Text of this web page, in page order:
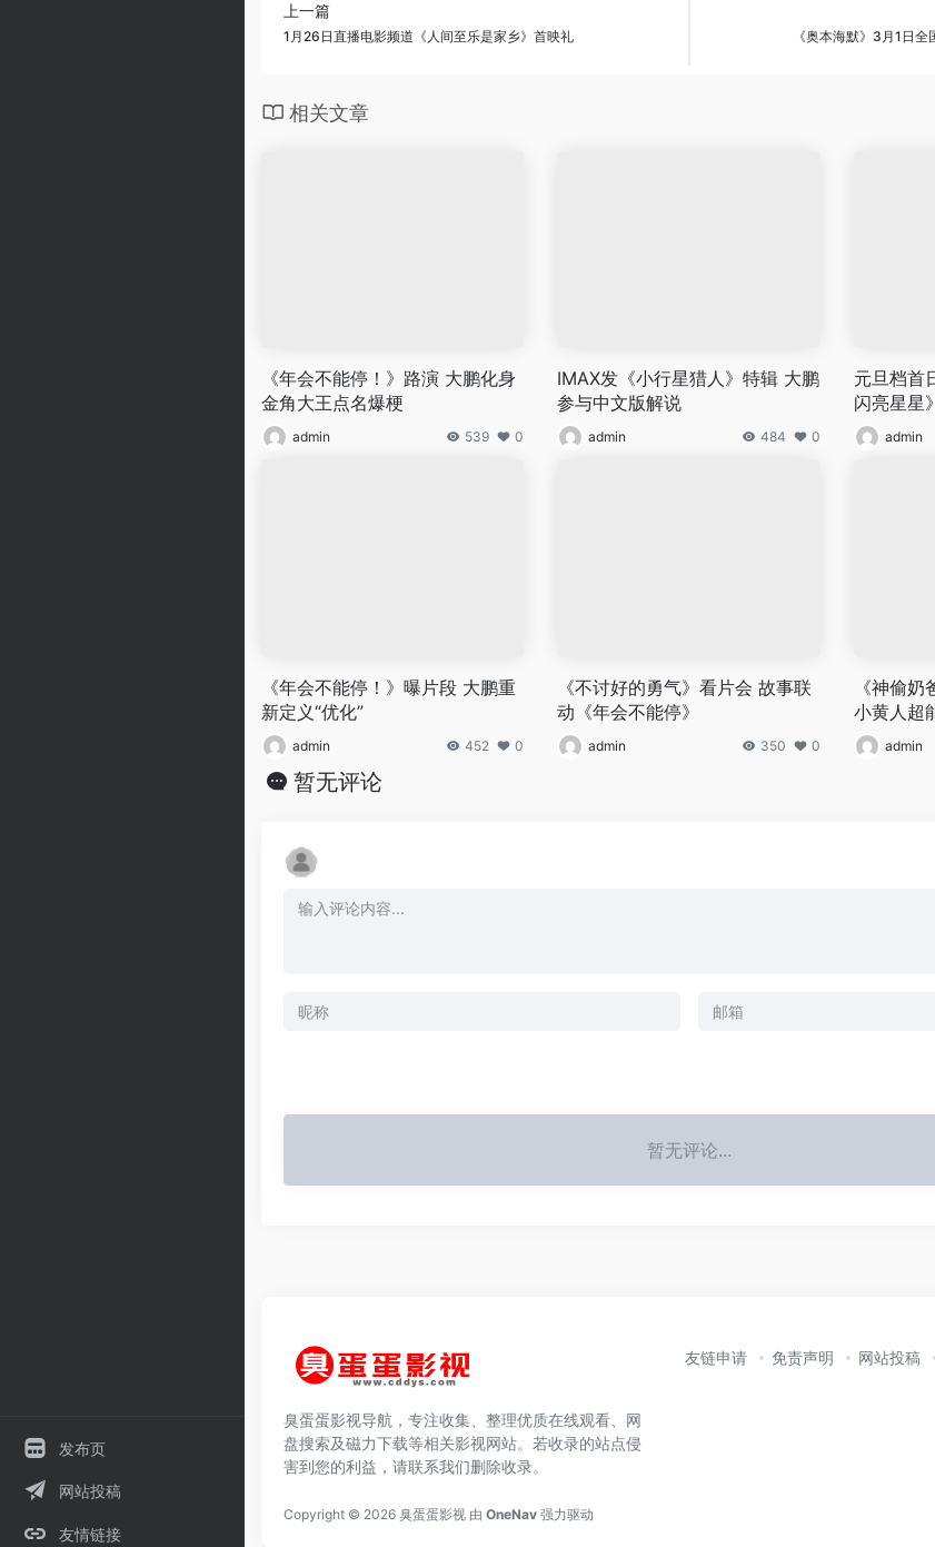
发布页
网站投稿
友情链接
上一篇
1月26日直播电影频道《人间至乐是家乡》首映礼 《奥本海默》3月1日
相关文章
《年会不能停！》路演 大鹏化身
金角大王点名爆梗
admin 539 0
IMAX发《小行星猎人》特辑 大鹏
参与中文版解说
admin 484 0
元旦档首
闪亮星星
admin
《年会不能停！》曝片段 大鹏重
新定义“优化”
admin 452 0
《不讨好的勇气》看片会 故事联
动《年会不能停》
admin 350 0
《神偷
小黄人超
admin
暂无评论
暂无评论...
臭蛋蛋影视导航，专注收集、整理优质在线观看、网
盘搜索及磁力下载等相关影视网站。若收录的站点侵
害到您的利益，请联系我们删除收录。
友链申请 免责声明 网站投稿
Copyright © 2026 臭蛋蛋影视 由 OneNav 强力驱动